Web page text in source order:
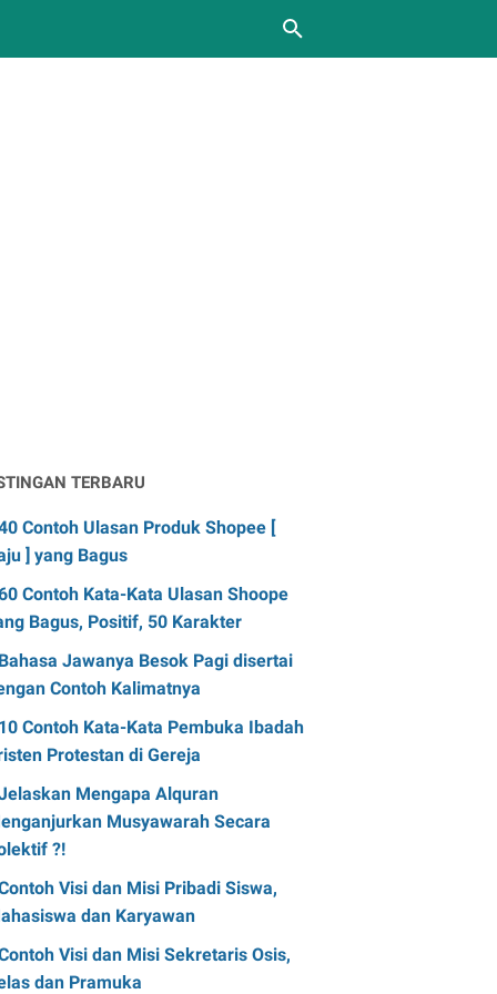
TERBARU
Contoh Ulasan Produk Shopee [
] yang Bagus
Contoh Kata-Kata Ulasan Shoope
Bagus, Positif, 50 Karakter
Bahasa Jawanya Besok Pagi disertai
Contoh Kalimatnya
10 Contoh Kata-Kata Pembuka Ibadah
Protestan di Gereja
Mengapa Alquran
Musyawarah Secara
?!
Visi dan Misi Pribadi Siswa,
dan Karyawan
Visi dan Misi Sekretaris Osis,
dan Pramuka